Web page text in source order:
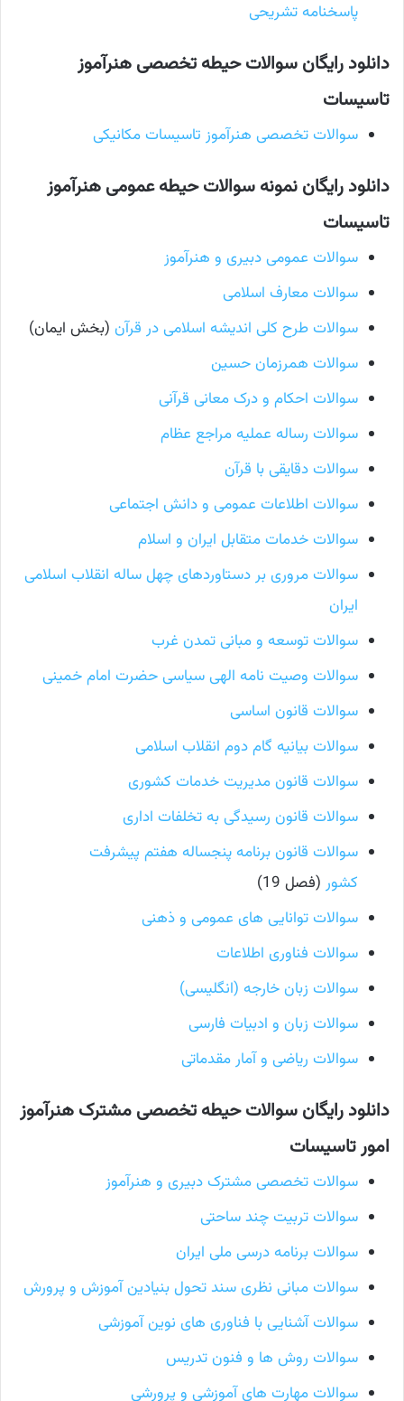
پاسخنامه تشریحی
دانلود رایگان سوالات حیطه تخصصیهنرآموز
تاسیسات
سوالات تخصصی هنرآموز تاسیسات مکانیکی
دانلود رایگان نمونه سوالات حیطه عمومیهنرآموز
تاسیسات
سوالات عمومی دبیری و هنرآموز
سوالات معارف اسلامی
سوالات طرح کلی اندیشه اسلامی در قرآن (بخش ایمان)
سوالات همرزمان حسین
سوالات احکام و درک معانی قرآنی
سوالات رساله عملیه مراجع عظام
سوالات دقایقی با قرآن
سوالات اطلاعات عمومی و دانش اجتماعی
سوالات خدمات متقابل ایران و اسلام
سوالات مروری بر دستاوردهای چهل ساله انقلاب اسلامی
ایران
سوالات توسعه و مبانی تمدن غرب
سوالات وصیت نامه الهی سیاسی حضرت امام خمینی
سوالات قانون اساسی
سوالات بیانیه گام دوم انقلاب اسلامی
سوالات قانون مدیریت خدمات کشوری
سوالات قانون رسیدگی به تخلفات اداری
سوالات قانون برنامه پنجساله هفتم پیشرفت
کشور (فصل 19)
سوالات توانایی های عمومی و ذهنی
سوالات فناوری اطلاعات
سوالات زبان خارجه (انگلیسی)
سوالات زبان و ادبیات فارسی
سوالات ریاضی و آمار مقدماتی
دانلود رایگان سوالات حیطه تخصصی مشترکهنرآموز
امورتاسیسات
سوالات تخصصی مشترک دبیری و هنرآموز
سوالات تربیت چند ساحتی
سوالات برنامه درسی ملی ایران
سوالات مبانی نظری سند تحول بنیادین آموزش و پرورش
سوالات آشنایی با فناوری های نوین آموزشی
سوالات روش ها و فنون تدریس
سوالات مهارت های آموزشی و پرورشی